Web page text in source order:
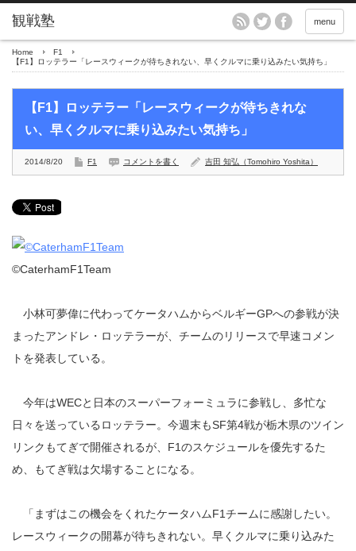
menu
Home
F1
【F1】ロッテラー「レースウィークが待ちきれない、早くクルマに乗り込みたい気持ち」
【F1】ロッテラー「レースウィークが待ちきれな
い、早くクルマに乗り込みたい気持ち」
2014/8/20 F1 コメントを書く 吉田 知弘（Tomohiro Yoshita）
©CaterhamF1Team
小林可夢偉に代わってケータハムからベルギーGPへの参戦が決
まったアンドレ・ロッテラーが、チームのリリースで早速コメン
トを発表している。
今年はWECと日本のスーパーフォーミュラに参戦し、多忙な
日々を送っているロッテラー。今週末もSF第4戦が栃木県のツイン
リンクもてぎで開催されるが、F1のスケジュールを優先するた
め、もてぎ戦は欠場することになる。
「まずはこの機会をくれたケータハムF1チームに感謝したい。
レースウィークの開幕が待ちきれない。早くクルマに乗り込みた